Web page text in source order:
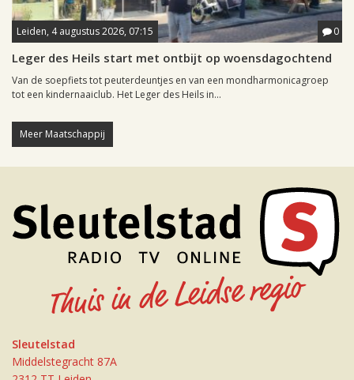
Leiden, 4 augustus 2026, 07:15 0
Leger des Heils start met ontbijt op woensdagochtend
Van de soepfiets tot peuterdeuntjes en van een mondharmonicagroep
tot een kindernaaiclub. Het Leger des Heils in...
Meer Maatschappij
Sleutelstad
Middelstegracht 87A